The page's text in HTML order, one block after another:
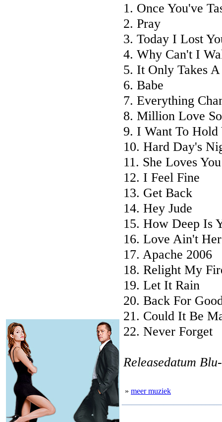
1. Once You've
2. Pray
3. Today I Lost
4. Why Can't I
5. It Only Takes
6. Babe
7. Everything
8. Million Love
9. I Want To Hold
10. Hard Day's
11. She Loves You
12. I Feel Fine
13. Get Back
14. Hey Jude
15. How Deep Is
16. Love Ain't
17. Apache 2006
18. Relight My
19. Let It Rain
20. Back For
21. Could It Be
22. Never Forget
Releasedatum
» meer muziek